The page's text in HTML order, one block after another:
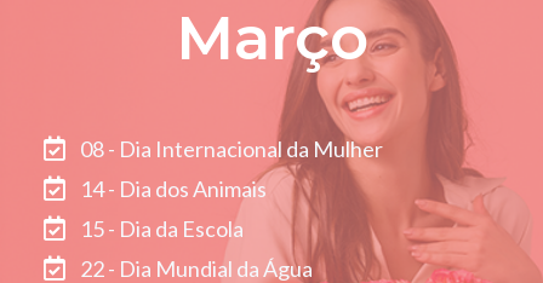
Março
08 - Dia Internacional da Mulher
14 - Dia dos Animais
15 - Dia da Escola
22 - Dia Mundial da Água